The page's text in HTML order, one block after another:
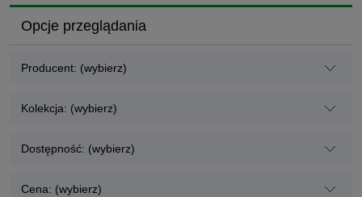
Opcje przeglądania
Producent: (wybierz)
Kolekcja: (wybierz)
Dostępność: (wybierz)
Cena: (wybierz)